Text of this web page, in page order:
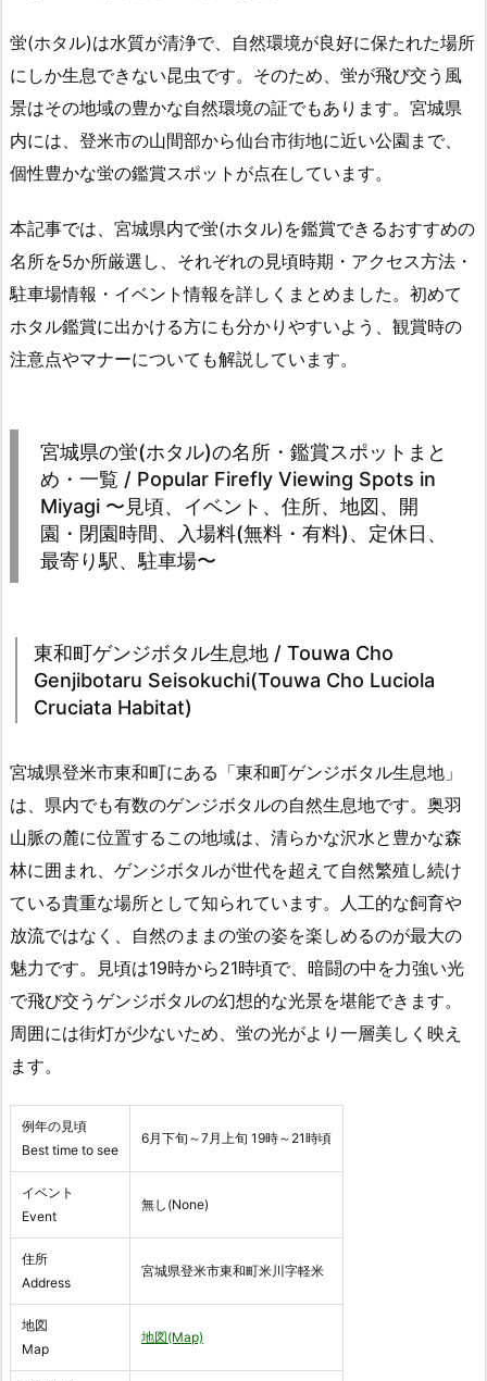
蛍(ホタル)は水質が清浄で、自然環境が良好に保たれた場所
にしか生息できない昆虫です。そのため、蛍が飛び交う風
景はその地域の豊かな自然環境の証でもあります。宮城県
内には、登米市の山間部から仙台市街地に近い公園まで、
個性豊かな蛍の鑑賞スポットが点在しています。
本記事では、宮城県内で蛍(ホタル)を鑑賞できるおすすめの
名所を5か所厳選し、それぞれの見頃時期・アクセス方法・
駐車場情報・イベント情報を詳しくまとめました。初めて
ホタル鑑賞に出かける方にも分かりやすいよう、観賞時の
注意点やマナーについても解説しています。
宮城県の蛍(ホタル)の名所・鑑賞スポットまと
め・一覧 / Popular Firefly Viewing Spots in
Miyagi 〜見頃、イベント、住所、地図、開
園・閉園時間、入場料(無料・有料)、定休日、
最寄り駅、駐車場〜
東和町ゲンジボタル生息地 / Touwa Cho
Genjibotaru Seisokuchi(Touwa Cho Luciola
Cruciata Habitat)
宮城県登米市東和町にある「東和町ゲンジボタル生息地」
は、県内でも有数のゲンジボタルの自然生息地です。奥羽
山脈の麓に位置するこの地域は、清らかな沢水と豊かな森
林に囲まれ、ゲンジボタルが世代を超えて自然繁殖し続け
ている貴重な場所として知られています。人工的な飼育や
放流ではなく、自然のままの蛍の姿を楽しめるのが最大の
魅力です。見頃は19時から21時頃で、暗闘の中を力強い光
で飛び交うゲンジボタルの幻想的な光景を堪能できます。
周囲には街灯が少ないため、蛍の光がより一層美しく映え
ます。
例年の見頃
Best time to see
6月下旬～7月上旬 19時～21時頃
イベント
Event
無し(None)
住所
Address
宮城県登米市東和町米川字軽米
地図
Map
地図(Map)